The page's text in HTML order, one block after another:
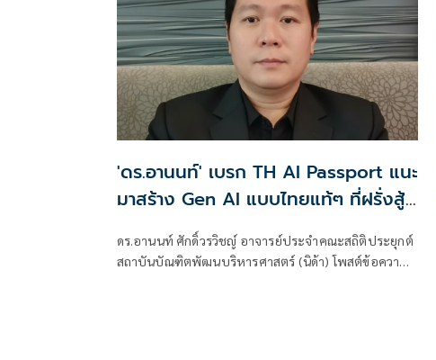
หน่วยราชการในพระองค์ ว่า
'ดร.อานนท์' เบรก TH AI Passport แนะ
มาสร้าง Gen AI แบบไทยแท้ๆ ที่ฝรั่งสู้
ดร.อานนท์ ศักดิ์วรวิชญ์ อาจารย์ประจำคณะสถิติประยุกต์
สถาบันบัณฑิตพัฒนบริหารศาสตร์ (นิด้า) โพสต์ข้อความ